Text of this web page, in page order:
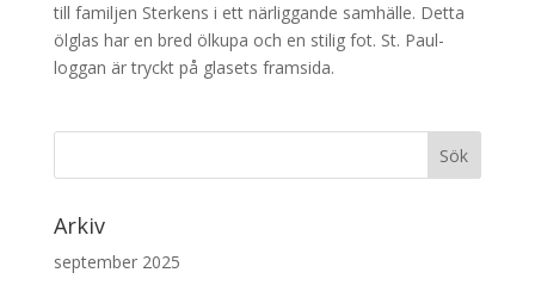
till familjen Sterkens i ett närliggande samhälle. Detta
ölglas har en bred ölkupa och en stilig fot. St. Paul-
loggan är tryckt på glasets framsida.
Arkiv
september 2025